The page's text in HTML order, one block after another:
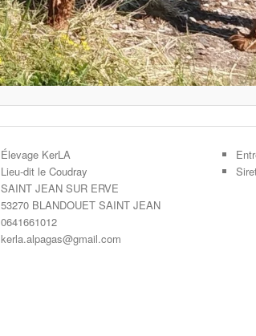
Élevage KerLA
Lieu-dit le Coudray
SAINT JEAN SUR ERVE
53270 BLANDOUET SAINT JEAN
0641661012
kerla.alpagas@gmail.com